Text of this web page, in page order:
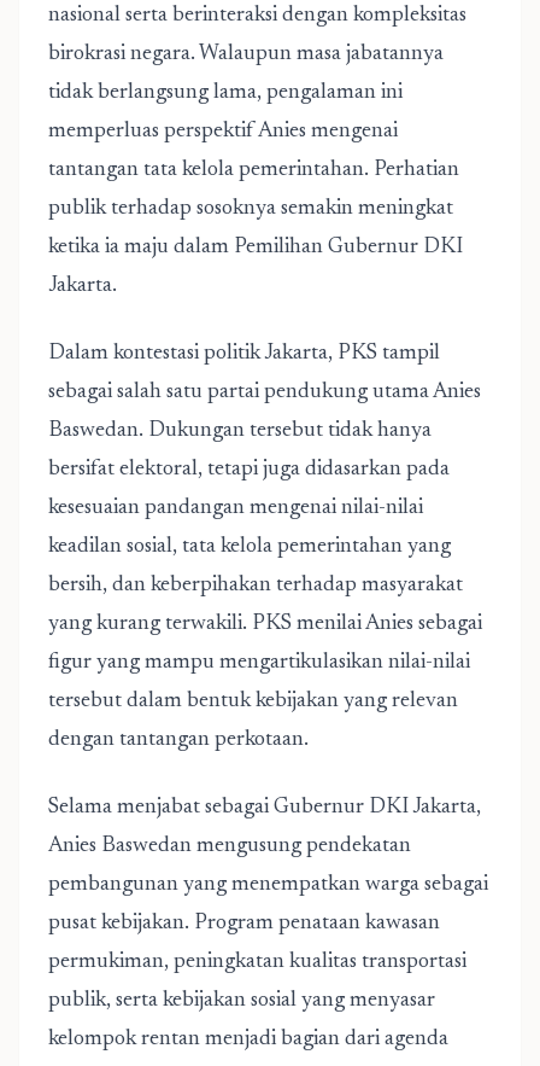
nasional serta berinteraksi dengan kompleksitas
birokrasi negara. Walaupun masa jabatannya
tidak berlangsung lama, pengalaman ini
memperluas perspektif Anies mengenai
tantangan tata kelola pemerintahan. Perhatian
publik terhadap sosoknya semakin meningkat
ketika ia maju dalam Pemilihan Gubernur DKI
Jakarta.
Dalam kontestasi politik Jakarta, PKS tampil
sebagai salah satu partai pendukung utama Anies
Baswedan. Dukungan tersebut tidak hanya
bersifat elektoral, tetapi juga didasarkan pada
kesesuaian pandangan mengenai nilai-nilai
keadilan sosial, tata kelola pemerintahan yang
bersih, dan keberpihakan terhadap masyarakat
yang kurang terwakili. PKS menilai Anies sebagai
figur yang mampu mengartikulasikan nilai-nilai
tersebut dalam bentuk kebijakan yang relevan
dengan tantangan perkotaan.
Selama menjabat sebagai Gubernur DKI Jakarta,
Anies Baswedan mengusung pendekatan
pembangunan yang menempatkan warga sebagai
pusat kebijakan. Program penataan kawasan
permukiman, peningkatan kualitas transportasi
publik, serta kebijakan sosial yang menyasar
kelompok rentan menjadi bagian dari agenda